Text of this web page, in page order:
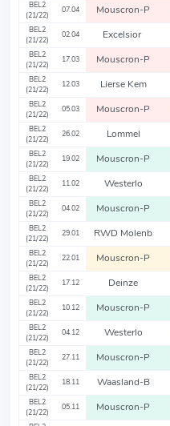
BEL2
(21/22)
07.04 Mouscron-P
BEL2
(21/22)
02.04 Excelsior
BEL2
(21/22)
17.03 Mouscron-P
BEL2
(21/22)
12.03 Lierse Kem
BEL2
(21/22)
05.03 Mouscron-P
BEL2
(21/22)
26.02 Lommel
BEL2
(21/22)
19.02 Mouscron-P
BEL2
(21/22)
11.02 Westerlo
BEL2
(21/22)
04.02 Mouscron-P
BEL2
(21/22)
29.01 RWD Molenb
BEL2
(21/22)
22.01 Mouscron-P
BEL2
(21/22)
17.12 Deinze
BEL2
(21/22)
10.12 Mouscron-P
BEL2
(21/22)
04.12 Westerlo
BEL2
(21/22)
27.11 Mouscron-P
BEL2
(21/22)
18.11 Waasland-B
BEL2
(21/22)
05.11 Mouscron-P